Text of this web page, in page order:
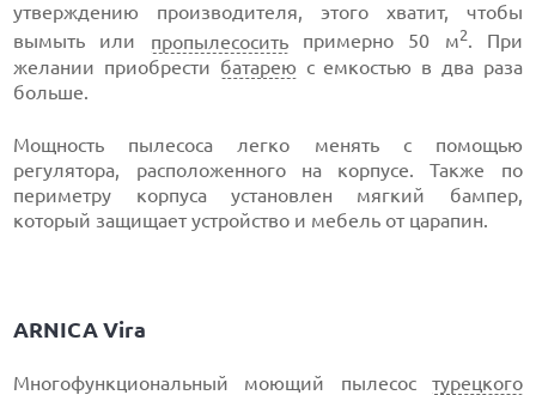
утверждению производителя, этого хватит, чтобы
вымыть или пропылесоситьпримерно 50 м2. При
желании приобрести батарею с емкостью в два раза
больше.
Мощность пылесоса легко менять с помощью
регулятора, расположенного на корпусе. Также по
периметру корпуса установлен мягкий бампер,
который защищает устройство и мебель от царапин.
ARNICA Vira
Многофункциональный моющий пылесос турецкого